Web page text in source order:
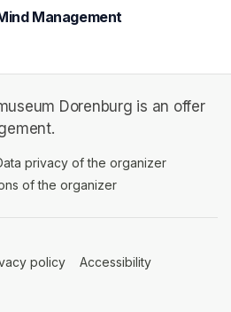
Management
Dorenburg is an offer
in a new tab)
privacy of the organizer
of the organizer
new tab)
policy (opens in a new tab)
Accessibility